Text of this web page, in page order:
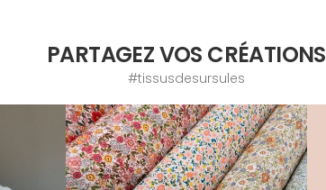
PARTAGEZ VOS CRÉATIONS
#tissusdesursules